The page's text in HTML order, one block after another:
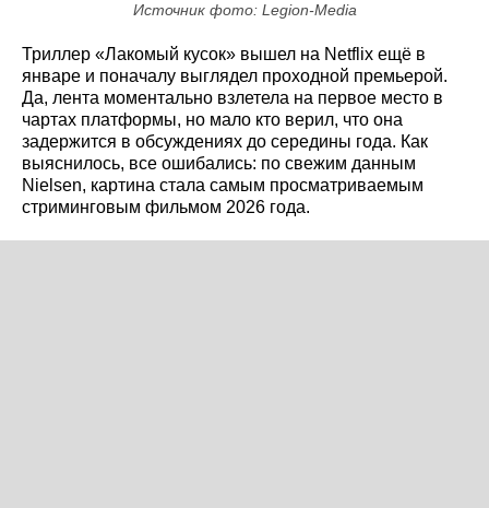
Источник фото: Legion-Media
Триллер «Лакомый кусок» вышел на Netflix ещё в
январе и поначалу выглядел проходной премьерой.
Да, лента моментально взлетела на первое место в
чартах платформы, но мало кто верил, что она
задержится в обсуждениях до середины года. Как
выяснилось, все ошибались: по свежим данным
Nielsen, картина стала самым просматриваемым
стриминговым фильмом 2026 года.